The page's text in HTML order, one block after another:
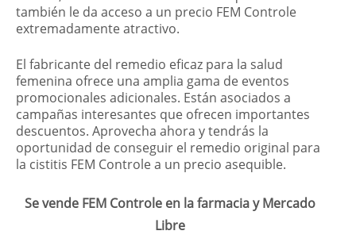
también le da acceso a un precio FEM Controle
extremadamente atractivo.
El fabricante del remedio eficaz para la salud
femenina ofrece una amplia gama de eventos
promocionales adicionales. Están asociados a
campañas interesantes que ofrecen importantes
descuentos. Aprovecha ahora y tendrás la
oportunidad de conseguir el remedio original para
la cistitis FEM Controle a un precio asequible.
Se vende FEM Controle en la farmacia y Mercado
Libre